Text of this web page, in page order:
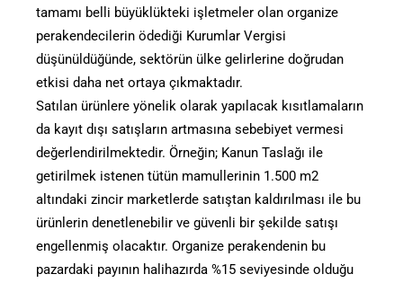
tamamı belli büyüklükteki işletmeler olan organize
perakendecilerin ödediği Kurumlar Vergisi
düşünüldüğünde, sektörün ülke gelirlerine doğrudan
etkisi daha net ortaya çıkmaktadır.
Satılan ürünlere yönelik olarak yapılacak kısıtlamaların
da kayıt dışı satışların artmasına sebebiyet vermesi
değerlendirilmektedir. Örneğin; Kanun Taslağı ile
getirilmek istenen tütün mamullerinin 1.500 m2
altındaki zincir marketlerde satıştan kaldırılması ile bu
ürünlerin denetlenebilir ve güvenli bir şekilde satışı
engellenmiş olacaktır. Organize perakendenin bu
pazardaki payının halihazırda %15 seviyesinde olduğu